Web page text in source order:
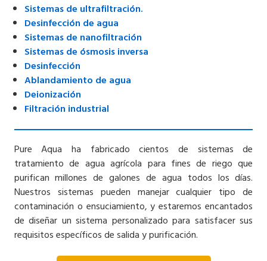
Sistemasde ultrafiltración.
Desinfección de agua
Sistemasde nanofiltración
Sistemas de ósmosis inversa
Desinfección
Ablandamiento de agua
Deionización
Filtración industrial
Pure Aqua ha fabricado cientos de sistemas de
tratamiento de agua agrícola para fines de riego que
purifican millones de galones de agua todos los días.
Nuestros sistemas pueden manejar cualquier tipo de
contaminación o ensuciamiento, y estaremos encantados
de diseñar un sistema personalizado para satisfacer sus
requisitos específicos de salida y purificación.